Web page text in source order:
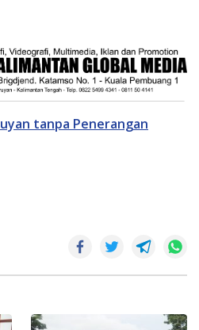
tanpa Penerangan